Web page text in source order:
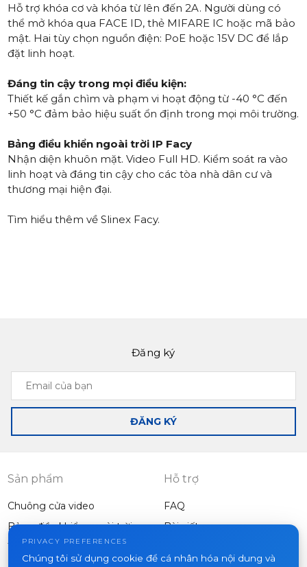
Hỗ trợ khóa cơ và khóa từ lên đến 2A. Người dùng có
thể mở khóa qua FACE ID, thẻ MIFARE IC hoặc mã bảo
mật. Hai tùy chọn nguồn điện: PoE hoặc 15V DC để lắp
đặt linh hoạt.
Đáng tin cậy trong mọi điều kiện:
Thiết kế gắn chìm và phạm vi hoạt động từ -40 °C đến
+50 °C đảm bảo hiệu suất ổn định trong mọi môi trường.
Bảng điều khiển ngoài trời IP Facy
Nhận diện khuôn mặt. Video Full HD. Kiểm soát ra vào
linh hoạt và đáng tin cậy cho các tòa nhà dân cư và
thương mại hiện đại.
Tìm hiểu thêm về Slinex Facy.
Đăng ký
Email
của
bạn
ĐĂNG KÝ
Sản phẩm
Chuông cửa video
Bảng điều khiển ngoài trời
Thiết bị khác
Hỗ trợ
FAQ
Bài viết
PRIVACY PREFERENCES
Chúng tôi sử dụng cookie để cá nhân hóa nội dung và